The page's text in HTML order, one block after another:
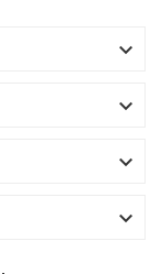



